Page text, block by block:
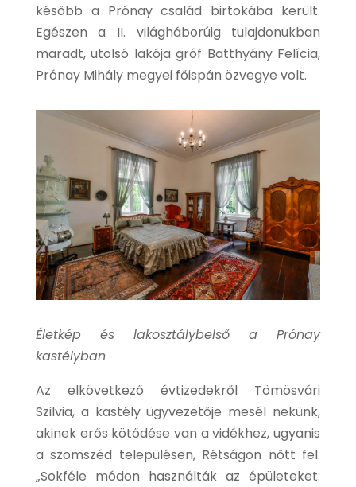
később a Prónay család birtokába került.
Egészen a II. világháborúig tulajdonukban
maradt, utolsó lakója gróf Batthyány Felícia,
Prónay Mihály megyei főispán özvegye volt.
Életkép és lakosztálybelső a Prónay
kastélyban
Az elkövetkező évtizedekről Tömösvári
Szilvia, a kastély ügyvezetője mesél nekünk,
akinek erős kötődése van a vidékhez, ugyanis
a szomszéd településen, Rétságon nőtt fel.
„Sokféle módon használták az épületeket: